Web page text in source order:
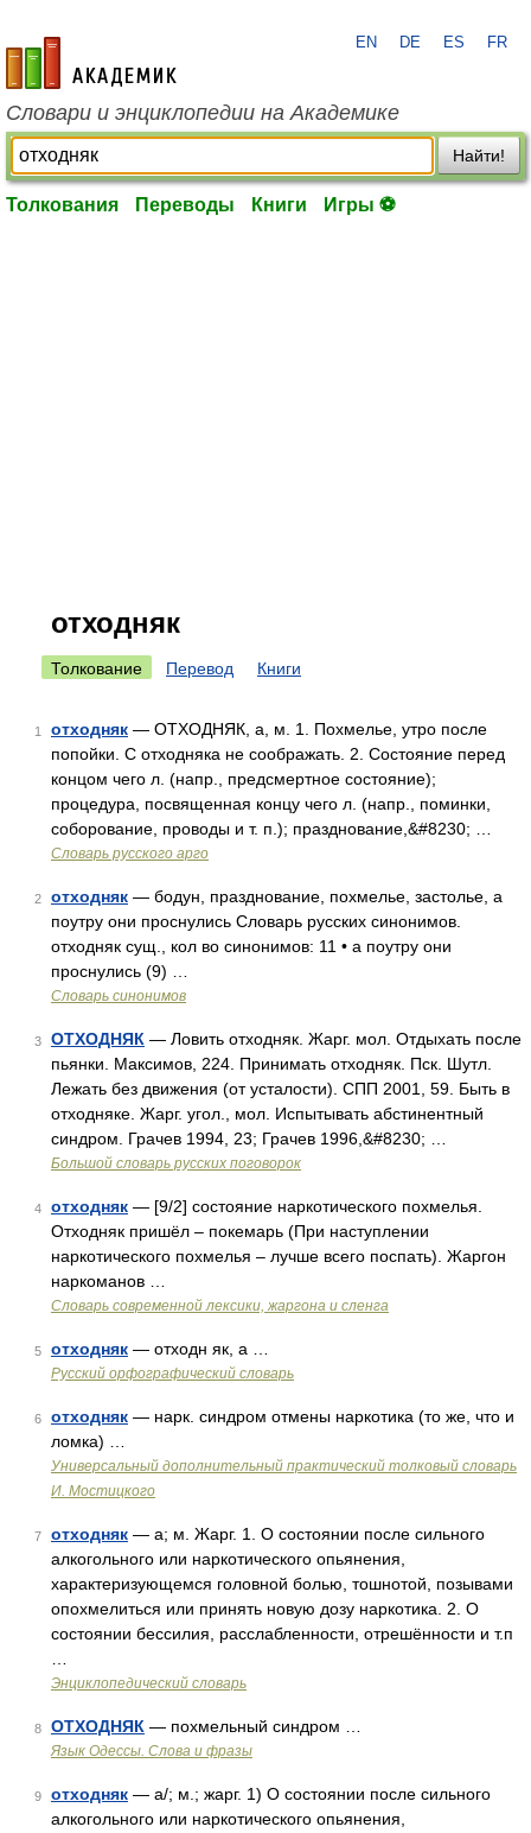
academic.ru
EN DE ES FR
Словари и энциклопедии на Академике
Найти!
Толкования Переводы Книги Игры ⚽
отходняк
Толкование Перевод Книги
1 отходняк — ОТХОДНЯК, а, м. 1. Похмелье, утро после
попойки. С отходняка не соображать. 2. Состояние перед
концом чего л. (напр., предсмертное состояние);
процедура, посвященная концу чего л. (напр., поминки,
соборование, проводы и т. п.); празднование,&#8230; …
Словарь русского арго
2 отходняк — бодун, празднование, похмелье, застолье, а
поутру они проснулись Словарь русских синонимов.
отходняк сущ., кол во синонимов: 11 • а поутру они
проснулись (9) …
Словарь синонимов
3 ОТХОДНЯК — Ловить отходняк. Жарг. мол. Отдыхать после
пьянки. Максимов, 224. Принимать отходняк. Пск. Шутл.
Лежать без движения (от усталости). СПП 2001, 59. Быть в
отходняке. Жарг. угол., мол. Испытывать абстинентный
синдром. Грачев 1994, 23; Грачев 1996,&#8230; …
Большой словарь русских поговорок
4 отходняк — [9/2] состояние наркотического похмелья.
Отходняк пришёл – покемарь (При наступлении
наркотического похмелья – лучше всего поспать). Жаргон
наркоманов …
Cловарь современной лексики, жаргона и сленга
5 отходняк — отходн як, а …
Русский орфографический словарь
6 отходняк — нарк. синдром отмены наркотика (то же, что и
ломка) …
Универсальный дополнительный практический толковый словарь
И. Мостицкого
7 отходняк — а; м. Жарг. 1. О состоянии после сильного
алкогольного или наркотического опьянения,
характеризующемся головной болью, тошнотой, позывами
опохмелиться или принять новую дозу наркотика. 2. О
состоянии бессилия, расслабленности, отрешённости и т.п
Энциклопедический словарь
8 ОТХОДНЯК — похмельный синдром …
Язык Одессы. Слова и фразы
9 отходняк — а/; м.; жарг. 1) О состоянии после сильного
алкогольного или наркотического опьянения,